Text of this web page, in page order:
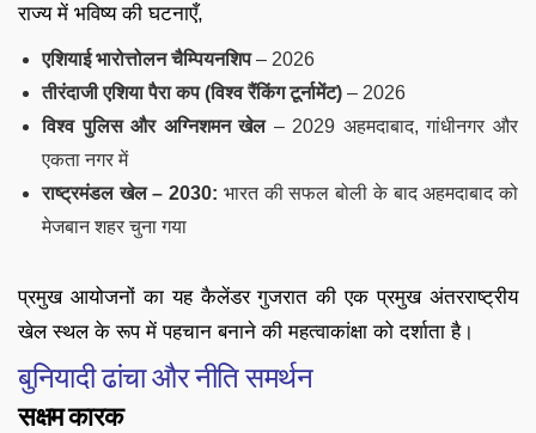
राज्य में भविष्य की घटनाएँ,
एशियाई भारोत्तोलन चैम्पियनशिप– 2026
तीरंदाजी एशिया पैरा कप (विश्व रैंकिंग टूर्नामेंट) – 2026
विश्व पुलिस और अग्निशमन खेल– 2029 अहमदाबाद, गांधीनगर और
एकता नगर में
राष्ट्रमंडल खेल – 2030: भारत की सफल बोली के बाद अहमदाबाद को
मेजबान शहर चुना गया
प्रमुख आयोजनों का यह कैलेंडर गुजरात की एक प्रमुख अंतरराष्ट्रीय
खेल स्थल के रूप में पहचान बनाने की महत्वाकांक्षा को दर्शाता है।
बुनियादी ढांचा और नीति समर्थन
सक्षम कारक